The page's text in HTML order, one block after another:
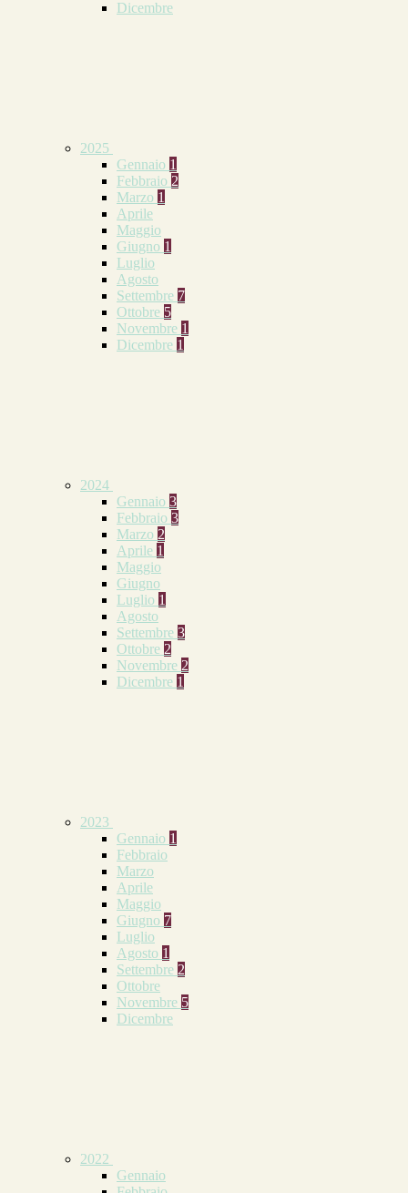
Dicembre
2025
Gennaio 1
Febbraio 2
Marzo 1
Aprile
Maggio
Giugno 1
Luglio
Agosto
Settembre 7
Ottobre 5
Novembre 1
Dicembre 1
2024
Gennaio 3
Febbraio 3
Marzo 2
Aprile 1
Maggio
Giugno
Luglio 1
Agosto
Settembre 3
Ottobre 2
Novembre 2
Dicembre 1
2023
Gennaio 1
Febbraio
Marzo
Aprile
Maggio
Giugno 7
Luglio
Agosto 1
Settembre 2
Ottobre
Novembre 5
Dicembre
2022
Gennaio